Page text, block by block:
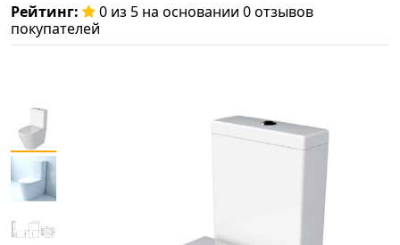
Рейтинг:
0 из 5 на основании 0 отзывов
покупателей